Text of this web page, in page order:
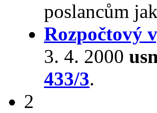
poslancům
Rozpočtový
3. 4. 2000
433/3.
2